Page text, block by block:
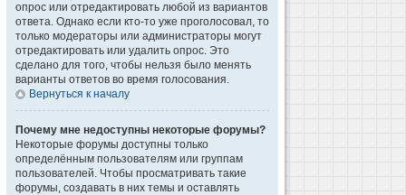
опрос или отредактировать любой из вариантов
ответа. Однако если кто-то уже проголосовал, то
только модераторы или администраторы могут
отредактировать или удалить опрос. Это
сделано для того, чтобы нельзя было менять
варианты ответов во время голосования.
Вернуться к началу
Почему мне недоступны некоторые форумы?
Некоторые форумы доступны только
определённым пользователям или группам
пользователей. Чтобы просматривать такие
форумы, создавать в них темы и оставлять